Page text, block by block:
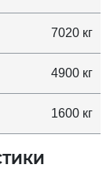
7020 кг
4900 кг
1600 кг